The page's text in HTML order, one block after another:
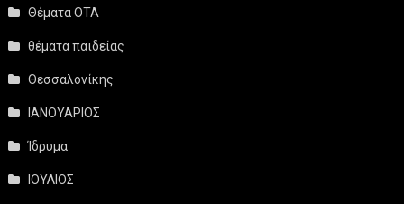
Θέματα ΟΤΑ
θέματα παιδείας
Θεσσαλονίκης
ΙΑΝΟΥΑΡΙΟΣ
Ίδρυμα
ΙΟΥΛΙΟΣ